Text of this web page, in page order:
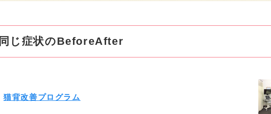
同じ症状のBeforeAfter
猫背改善プログラム